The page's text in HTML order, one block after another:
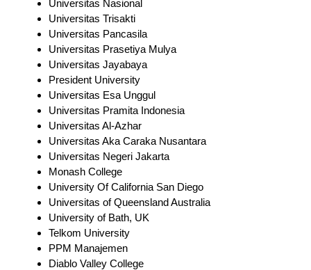
Universitas Nasional
Universitas Trisakti
Universitas Pancasila
Universitas Prasetiya Mulya
Universitas Jayabaya
President University
Universitas Esa Unggul
Universitas Pramita Indonesia
Universitas Al-Azhar
Universitas Aka Caraka Nusantara
Universitas Negeri Jakarta
Monash College
University Of California San Diego
Universitas of Queensland Australia
University of Bath, UK
Telkom University
PPM Manajemen
Diablo Valley College